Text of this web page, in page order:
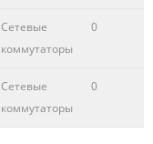
Сетевые
коммутаторы
0
Сетевые
коммутаторы
0